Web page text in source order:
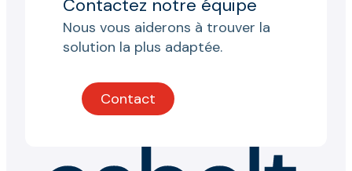
Contactez notre équipe
Nous vous aiderons à trouver la
solution la plus adaptée.
Contact